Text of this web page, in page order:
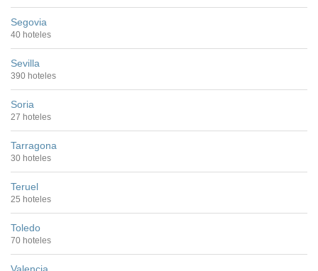
Segovia
40 hoteles
Sevilla
390 hoteles
Soria
27 hoteles
Tarragona
30 hoteles
Teruel
25 hoteles
Toledo
70 hoteles